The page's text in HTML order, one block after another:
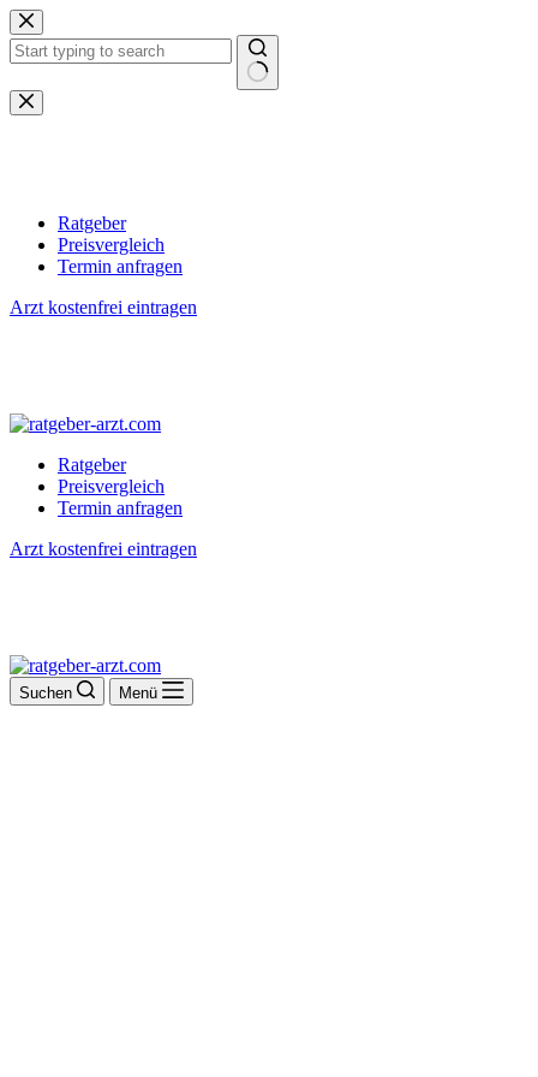
Zum
Inhalt
springen
Keine
Ergebnisse
Ratgeber
Preisvergleich
Termin anfragen
Arzt kostenfrei eintragen
Ratgeber
Preisvergleich
Termin anfragen
Arzt kostenfrei eintragen
Suchen Menü